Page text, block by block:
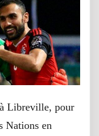
Libreville, pour
Nations en